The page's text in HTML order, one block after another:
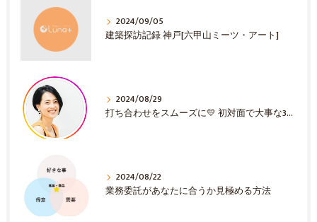
2024/09/05
建築探訪記録 神戸[六甲山ミーツ・アート]
2024/08/29
打ち合わせをスムーズに💛 初対面で大事な3選！
2024/08/22
業務委託があなたに合うか見極める方法